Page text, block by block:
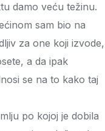
damo veću težinu.
sam bio na
za one koji izvode,
a da ipak
se na to kako taj
po kojoj je dobila